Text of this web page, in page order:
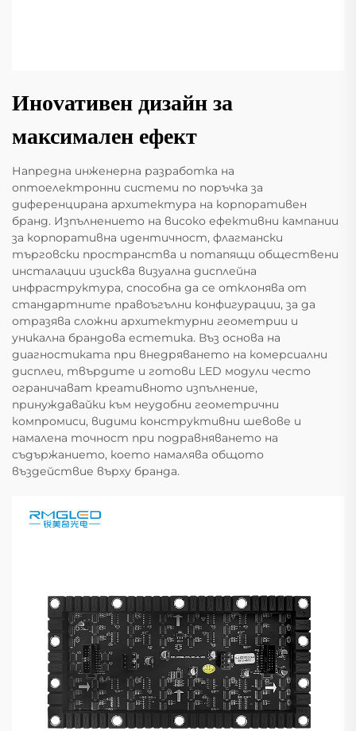
Инovативен дизайн за
максимален ефект
Напредна инженерна разработка на
оптоелектронни системи по поръчка за
диференцирана архитектура на корпоративен
бранд. Изпълнението на високо ефективни кампании
за корпоративна идентичност, флагмански
търговски пространства и потапящи обществени
инсталации изисква визуална дисплейна
инфраструктура, способна да се отклонява от
стандартните правоъгълни конфигурации, за да
отразява сложни архитектурни геометрии и
уникална брандова естетика. Въз основа на
диагностиката при внедряването на комерсиални
дисплеи, твърдите и готови LED модули често
ограничават креативното изпълнение,
принуждавайки към неудобни геометрични
компромиси, видими конструктивни шевове и
намалена точност при подравняването на
съдържанието, което намалява общото
въздействие върху бранда.